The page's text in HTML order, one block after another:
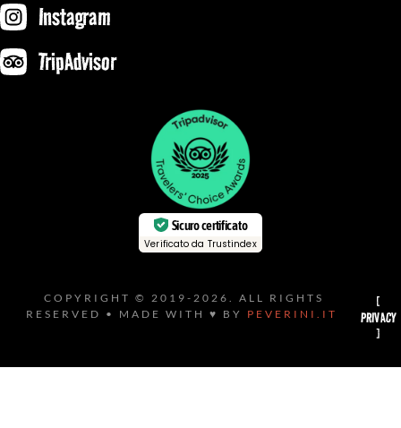
Instagram
TripAdvisor
Sicuro certificato
Verificato da Trustindex
COPYRIGHT © 2019-2026. ALL RIGHTS
RESERVED • MADE WITH ♥ BY PEVERINI.IT
[
PRIVACY
]